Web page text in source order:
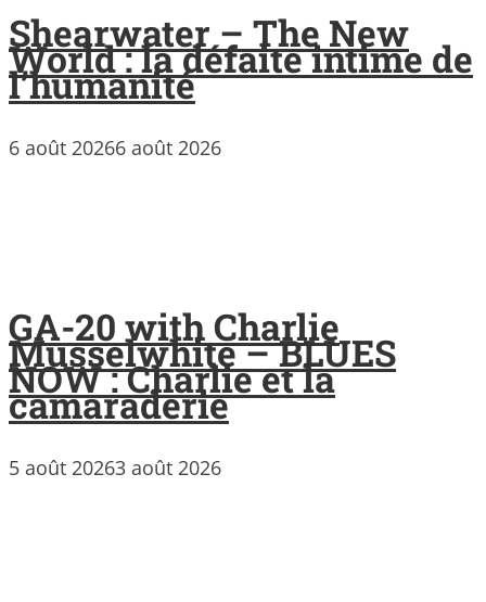
Shearwater – The New
World : la défaite intime de
l’humanité
6 août 20266 août 2026
GA-20 with Charlie
Musselwhite – BLUES
NOW : Charlie et la
camaraderie
5 août 20263 août 2026